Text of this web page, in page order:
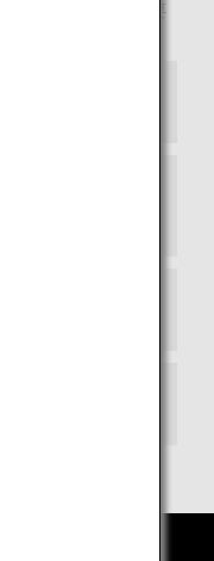
ば、払い戻しに必要
しを承ります。